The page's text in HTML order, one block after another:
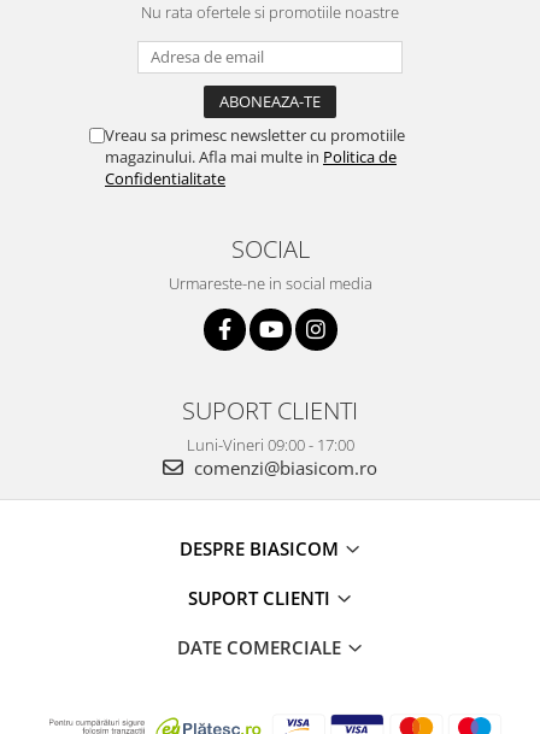
Nu rata ofertele si promotiile noastre
Vreau sa primesc newsletter cu promotiile
magazinului. Afla mai multe in Politica de
Confidentialitate
SOCIAL
Urmareste-ne in social media
SUPORT CLIENTI
Luni-Vineri 09:00 - 17:00
comenzi@biasicom.ro
DESPRE BIASICOM
SUPORT CLIENTI
DATE COMERCIALE